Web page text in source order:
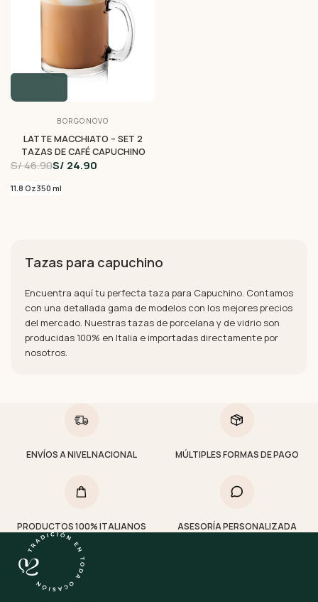
BORGONOVO
LATTE MACCHIATO – SET 2
TAZAS DE CAFÉ CAPUCHINO
S/ 46.90S/ 24.90
11.8 Oz350 ml
Tazas para capuchino
Encuentra aquí tu perfecta taza para Capuchino. Contamos
con una detallada gama de modelos con los mejores precios
del mercado. Nuestras tazas de porcelana y de vidrio son
producidas 100% en Italia e importadas directamente por
nosotros.
ENVÍOS A NIVEL NACIONAL MÚLTIPLES FORMAS DE PAGO
PRODUCTOS 100% ITALIANOS ASESORÍA PERSONALIZADA